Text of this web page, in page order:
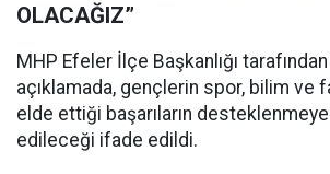
OLACAĞIZ”
MHP Efeler İlçe Başkanlığı tarafından
açıklamada, gençlerin spor, bilim ve
elde ettiği başarıların
edileceği ifade edildi.